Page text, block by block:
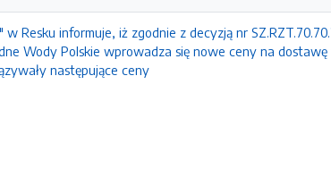
w Resku informuje, iż zgodnie z decyzją nr
Wody Polskie wprowadza się nowe ceny na
następujące ceny